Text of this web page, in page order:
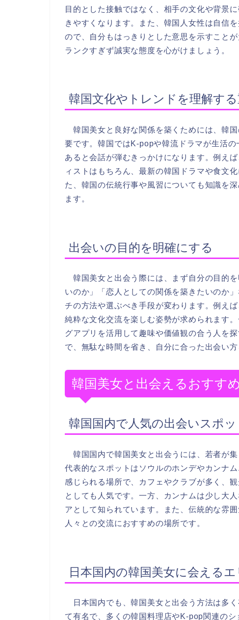
目的とした接触ではなく、相手の文化や背景
きやすくなります。また、韓国人女性は自信
ので、自分もはっきりとした意思を示すこと
ランクすぎず誠実な態度を心がけましょう。
韓国文化やトレンドを理解す
韓国美女と良好な関係を築くためには、韓
要です。韓国ではK-popや韓流ドラマが生活
あると会話が弾むきっかけになります。例え
ィストはもちろん、最新の韓国ドラマや食文
た、韓国の伝統行事や風習についても知識を
ます。
出会いの目的を明確にする
韓国美女と出会う際には、まず自分の目的
いのか」「恋人としての関係を築きたいのか
チの方法や選ぶべき手段が変わります。例え
純粋な文化交流を楽しむ姿勢が求められます
グアプリを活用して趣味や価値観の合う人を
で、無駄な時間を省き、自分に合った出会い方
韓国美女と出会えるおすす
韓国国内で人気の出会いスポッ
韓国国内で韓国美女と出会うには、若者が
代表的なスポットはソウルのホンデやカンナ
感じられる場所で、カフェやクラブが多く、
としても人気です。一方、カンナムは少し大
アとして知られています。また、伝統的な雰
人々との交流におすすめの場所です。
日本国内の韓国美女に会えるエ
日本国内でも、韓国美女と出会う方法は多
て有名で、多くの韓国料理店やK-pop関連の